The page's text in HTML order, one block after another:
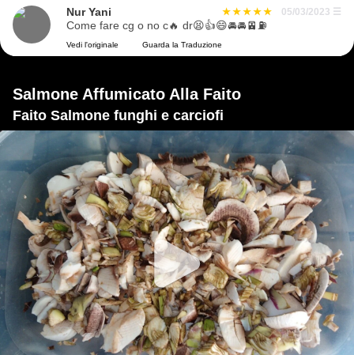
Nur Yani 05/03/2023 ☰
Come fare cg o no c🔥 dr😫👍😄🚘🚘🚈⛽
Vedi l'originale Guarda la Traduzione
Salmone Affumicato Alla Faito
Faito Salmone funghi e carciofi